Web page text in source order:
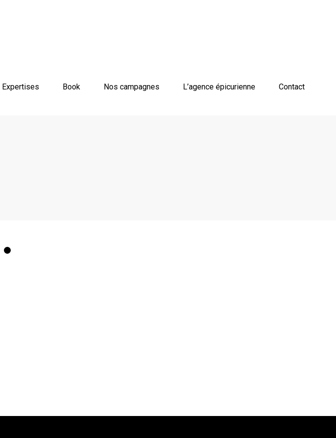
Expertises Book Nos campagnes L’agence épicurienne Contact